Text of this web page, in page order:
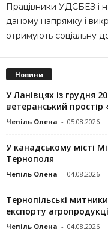
Працівники УДСБЕЗ і
даному напрямку і
отримують соціальну
Новини
У Ланівцях із грудня
ветеранський простір
Чепіль Олена - 05.08.2026
У канадському місті
Тернополя
Чепіль Олена - 04.08.2026
Тернопільські
експорту
Чепіль Олена - 04.08.2026